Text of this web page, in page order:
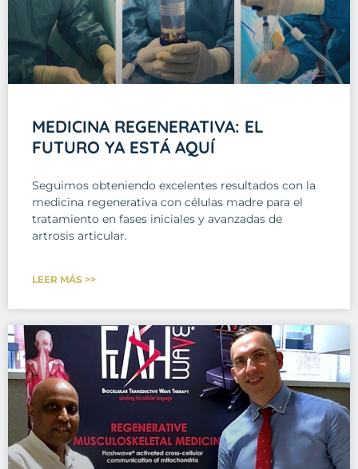
MEDICINA REGENERATIVA: EL
FUTURO YA ESTÁ AQUÍ
Seguimos obteniendo excelentes resultados con la
medicina regenerativa con células madre para el
tratamiento en fases iniciales y avanzadas de
artrosis articular.
LEER MÁS >>